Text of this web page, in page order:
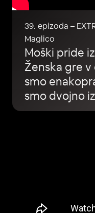
39. epizoda –
Maglico
Moški pride
Ženska gre
smo
smo dvojno